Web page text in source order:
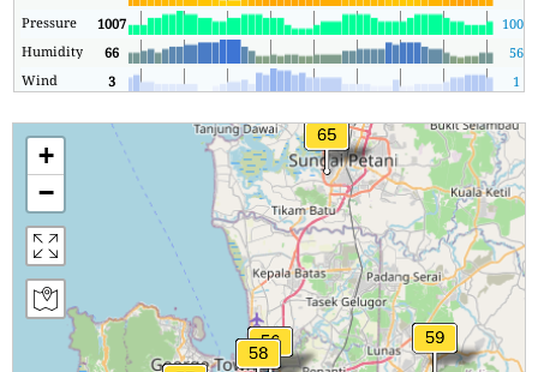
Pressure
1007 1005
Humidity
66
56
Wind
3 1
+
−